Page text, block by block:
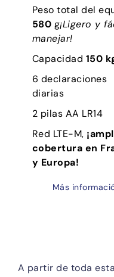
Peso total del
580 g¡Ligero y
manejar!
Capacidad 150
6 declaraciones
diarias
2 pilas AA LR14
Red LTE-M,
cobertura en
y Europa!
Más
A partir de toda